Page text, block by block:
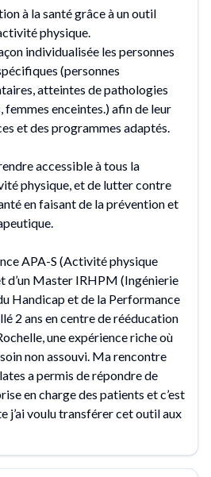
à la santé grâce à un outil
physique.
individualisée les personnes
(personnes
atteintes de pathologies
femmes enceintes.) afin de leur
et des programmes adaptés.
accessible à tous la
physique, et de lutter contre
en faisant de la prévention et
APA-S (Activité physique
d’un Master IRHPM (Ingénierie
Handicap et de la Performance
2 ans en centre de rééducation
une expérience riche où
non assouvi. Ma rencontre
a permis de répondre de
en charge des patients et c’est
j’ai voulu transférer cet outil aux